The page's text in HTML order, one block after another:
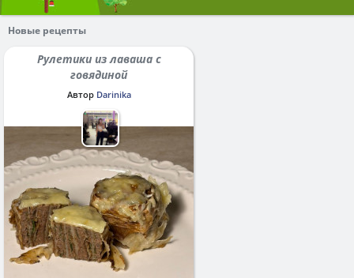
Новые рецепты
Рулетики из лаваша с
говядиной
Автор Darinika